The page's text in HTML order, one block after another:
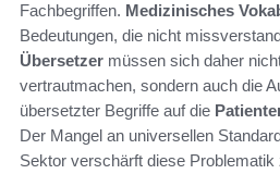
Fachbegriffen. Medizinisches
Bedeutungen, die nicht
Übersetzer müssen sich daher
vertrautmachen, sondern auch die
übersetzter Begriffe auf die
Der Mangel an universellen
Sektor verschärft diese Problematik